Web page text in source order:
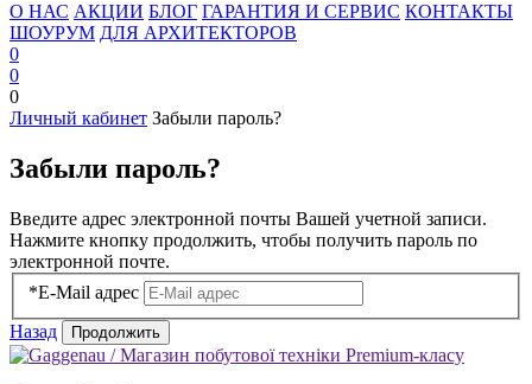
О НАС АКЦИИ БЛОГ ГАРАНТИЯ И СЕРВИС КОНТАКТЫ
ШОУРУМ ДЛЯ АРХИТЕКТОРОВ
0
0
0
Личный кабинет Забыли пароль?
Забыли пароль?
Введите адрес электронной почты Вашей учетной записи.
Нажмите кнопку продолжить, чтобы получить пароль по
электронной почте.
*E-Mail адрес
Назад